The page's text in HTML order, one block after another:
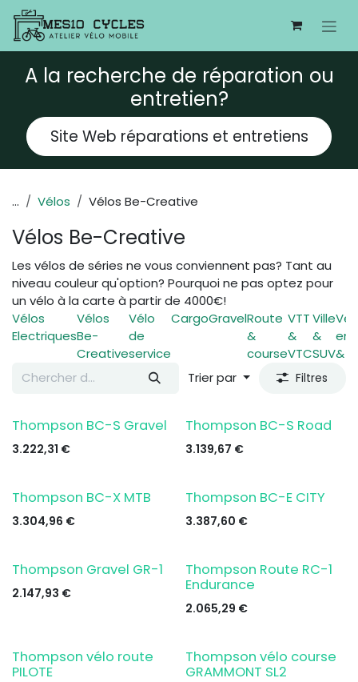
Se rendre au contenu
A la recherche de réparation ou
entretien?
Site Web réparations et entretiens
... Vélos Vélos Be-Creative
Vélos Be-Creative
Les vélos de séries ne vous conviennent pas? Tant au
niveau couleur qu'option? Pourquoi ne pas optez pour
un vélo à la carte à partir de 4000€!
Vélos
Electriques
Vélos
Be-
Creative
Vélo
de
service
CargoGravelRoute
&
course
VTT
&
VTC
Ville
&
SUV&
Trier par
Filtres
Thompson BC-S Gravel
3.222,31 €
Thompson BC-S Road
3.139,67 €
Thompson BC-X MTB
3.304,96 €
Thompson BC-E CITY
3.387,60 €
Thompson Gravel GR-1
2.147,93 €
Thompson Route RC-1
Endurance
2.065,29 €
Demander un essai
Thompson vélo route
PILOTE
Thompson vélo course
GRAMMONT SL2